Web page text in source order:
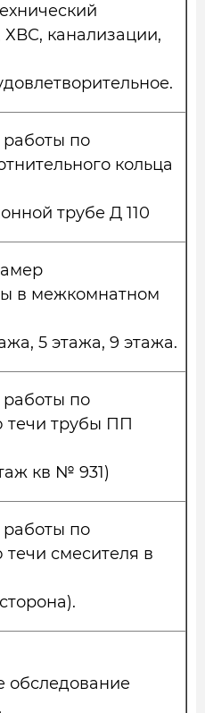
ХВС, канализации,
по
кольца
трубе Д 110
в межкомнатном
5 этажа, 9 этажа.
по
течи трубы ПП
кв № 931)
по
смесителя в
обследование